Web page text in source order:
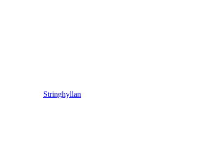
Stringhyllan